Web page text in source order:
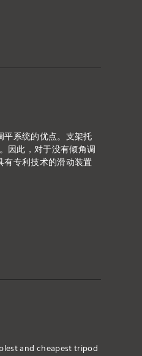
系统的优点。支架托
因此，对于没有倾角调
专利技术的滑动装置
and cheapest tripod